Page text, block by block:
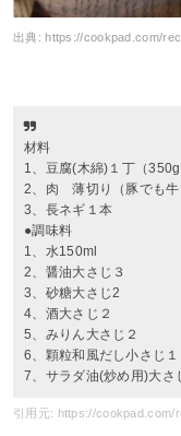
出典:https://cookpad.com/
材料
1、豆腐(木綿)１丁（
2、肉 薄切り（豚でも牛
3、長ネギ１本
●調味料
1、水150ml
2、醤油大さじ３
3、砂糖大さじ2
4、酒大さじ２
5、みりん大さじ２
6、顆粒和風だし小さじ１
7、サラダ油(炒め用)大さ
引用元: https://cookpad.com/